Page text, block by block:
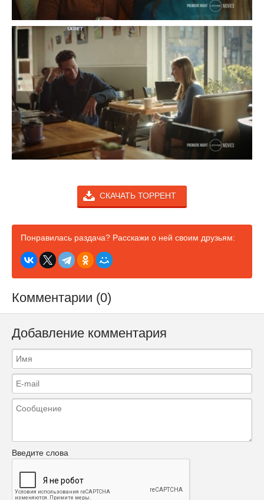
СКАЧАТЬ ТОРРЕНТ
Понравилась раздача? Расскажи о ней своим друзьям:
Комментарии (0)
Добавление комментария
Введите слова